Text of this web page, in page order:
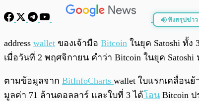
ฟังสรุปข่าว
พร้อมเล่น
address wallet ของเจ้ามือ Bitcoin ในยุค Satoshi ทั้
เมื่อวันที่ 2 พฤศจิกายน คำว่า Bitcoin ในยุค
ตามข้อมูลจาก BitInfoCharts wallet ใบแรกเคลื่อน
มูลค่า 71 ล้านดอลลาร์ และใบที่ 3 ได้โอน Bitcoin